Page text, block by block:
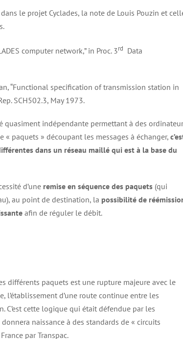
le projet Cyclades, la note de Louis Pouzin et
computer network,” in Proc. 3rd Data
“Functional specification of transmission station in
SCH502.3, May 1973.
quasiment indépendante permettant à des
paquets » découpant les messages à échanger,
dans un réseau maillé qui est à la base du
d’une remise en séquence des paquets (qui
au point de destination, la possibilité de
afin de réguler le débit.
différents paquets est une rupture majeure avec le
d’une route continue entre les
cette logique qui était défendue par les
naissance à des standards de « circuits
par Transpac.